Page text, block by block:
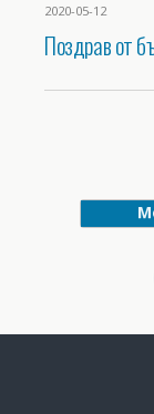
2020-05-12
Поздрав от